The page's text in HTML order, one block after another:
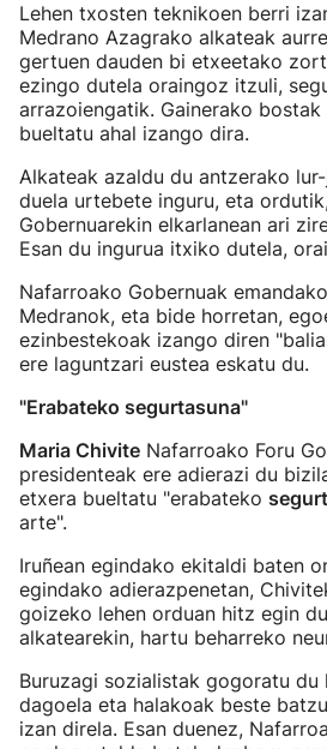
Lehen txosten teknikoen berri
Medrano Azagrako alkateak
gertuen dauden bi etxeetako
ezingo dutela oraingoz itzuli,
arrazoiengatik. Gainerako
bueltatu ahal izango dira.
Alkateak azaldu du antzerako
duela urtebete inguru, eta
Gobernuarekin elkarlanean ari
Esan du ingurua itxiko dutela,
Nafarroako Gobernuak
Medranok, eta bide horretan,
ezinbestekoak izango diren
ere laguntzari eustea eskatu du.
"Erabateko segurtasuna"
Maria Chivite Nafarroako Foru
presidenteak ere adierazi du
etxera bueltatu "erabateko
arte".
Iruñean egindako ekitaldi baten
egindako adierazpenetan,
goizeko lehen orduan hitz egin
alkatearekin, hartu beharreko
Buruzagi sozialistak gogoratu du
dagoela eta halakoak beste
izan direla. Esan duenez,